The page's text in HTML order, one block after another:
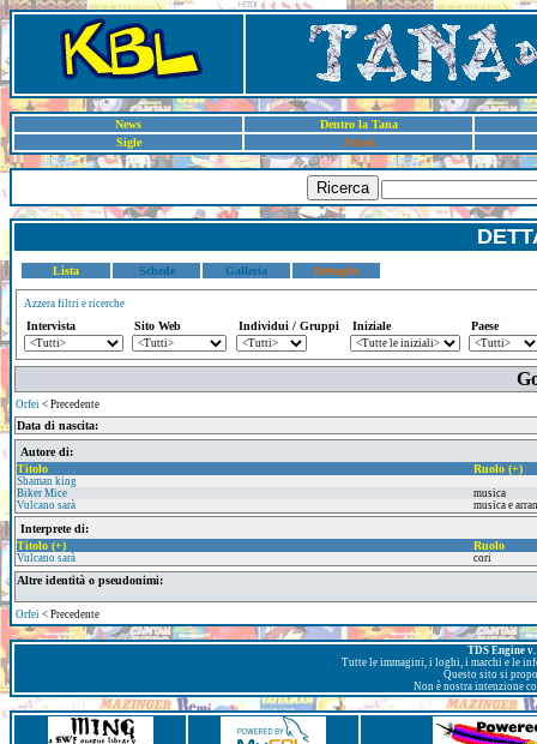
News
Dentro la Tana
Sigle
Artisti
Ricerca
Lista Schede Galleria Dettaglio
Azzera filtri e ricerche
Intervista Sito Web Individui / Gruppi Iniziale Paese
Orfei < Precedente
Data di nascita:
Autore di:
Titolo
Ruolo (+)
Shaman king
Biker Mice
musica
Vulcano sarà
musica e
Interprete di:
Titolo (+)
Ruolo
Vulcano sarà cori
Altre identità o pseudonimi:
Orfei < Precedente
TDS Engine
Tutte le immagini, i loghi, i marchi e le
Questo sito si
Non è nostra intenzione